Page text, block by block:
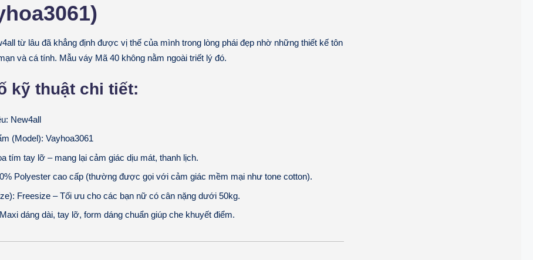
từ lâu đã khẳng định được vị thế của mình trong lòng phái đẹp nhờ những thiết kế tôn
và cá tính. Mẫu váy Mã 40 không nằm ngoài triết lý đó.
kỹ thuật chi tiết:
New4all
(Model): Vayhoa3061
tím tay lỡ – mang lại cảm giác dịu mát, thanh lịch.
Polyester cao cấp (thường được gọi với cảm giác mềm mại như tone cotton).
Freesize – Tối ưu cho các bạn nữ có cân nặng dưới 50kg.
dáng dài, tay lỡ, form dáng chuẩn giúp che khuyết điểm.